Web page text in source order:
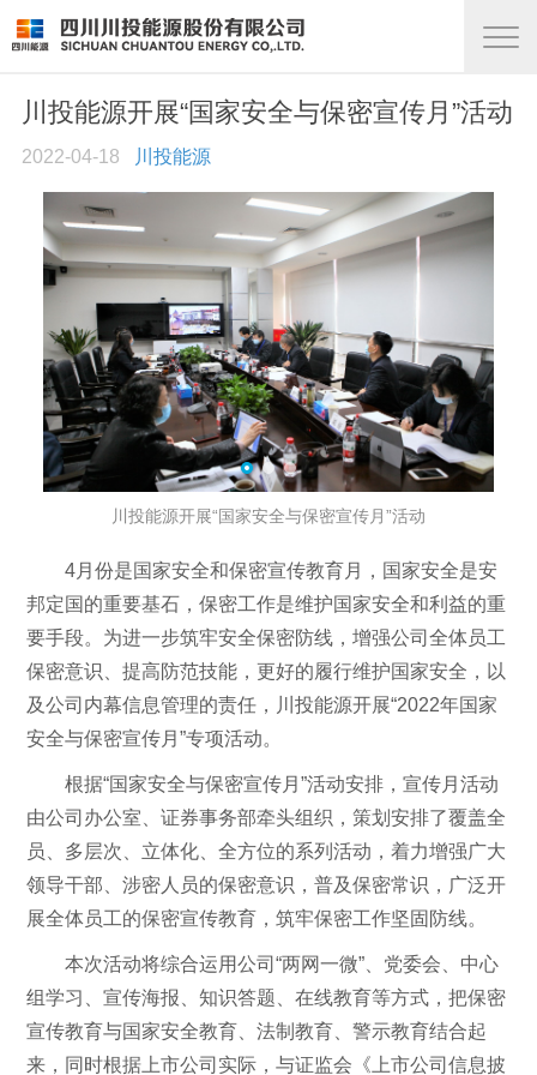
川投能源开展“国家安全与保密宣传月”活动
2022-04-18 川投能源
川投能源开展“国家安全与保密宣传月”活动
4月份是国家安全和保密宣传教育月，国家安全是安
邦定国的重要基石，保密工作是维护国家安全和利益的重
要手段。为进一步筑牢安全保密防线，增强公司全体员工
保密意识、提高防范技能，更好的履行维护国家安全，以
及公司内幕信息管理的责任，川投能源开展“2022年国家
安全与保密宣传月”专项活动。
根据“国家安全与保密宣传月”活动安排，宣传月活动
由公司办公室、证券事务部牵头组织，策划安排了覆盖全
员、多层次、立体化、全方位的系列活动，着力增强广大
领导干部、涉密人员的保密意识，普及保密常识，广泛开
展全体员工的保密宣传教育，筑牢保密工作坚固防线。
本次活动将综合运用公司“两网一微”、党委会、中心
组学习、宣传海报、知识答题、在线教育等方式，把保密
宣传教育与国家安全教育、法制教育、警示教育结合起
来，同时根据上市公司实际，与证监会《上市公司信息披